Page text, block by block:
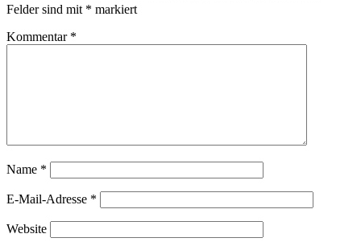
Felder sind mit * markiert
Kommentar *
Name *
E-Mail-Adresse *
Website